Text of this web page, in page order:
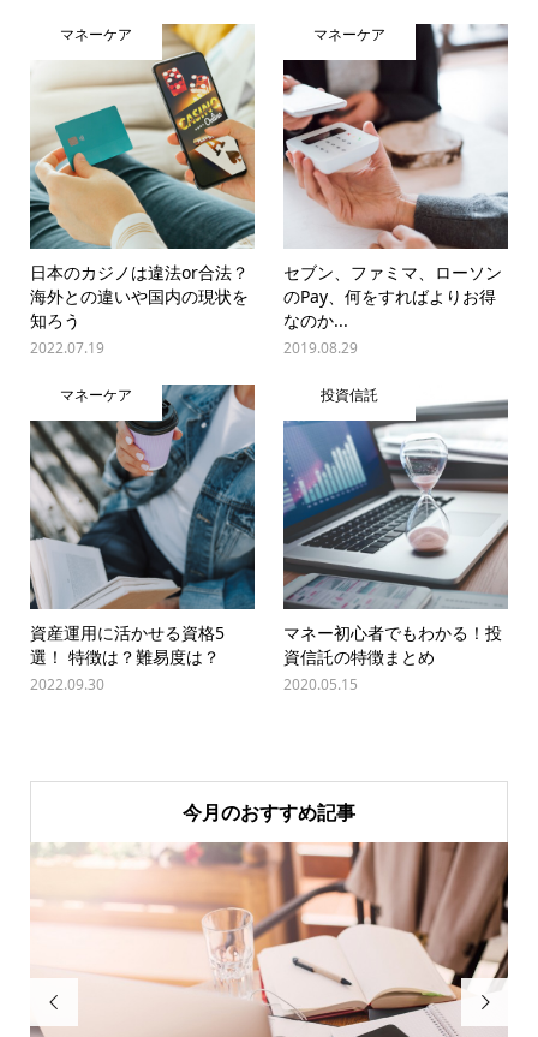
マネーケア
日本のカジノは違法or合法？
海外との違いや国内の現状を
知ろう
2022.07.19
マネーケア
セブン、ファミマ、ローソン
のPay、何をすればよりお得
なのか...
2019.08.29
マネーケア
資産運用に活かせる資格5
選！ 特徴は？難易度は？
2022.09.30
投資信託
マネー初心者でもわかる！投
資信託の特徴まとめ
2020.05.15
今月のおすすめ記事
 